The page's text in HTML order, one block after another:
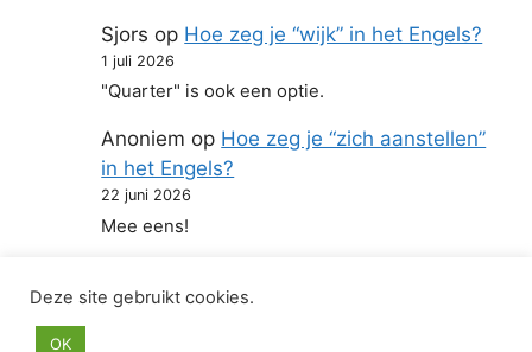
Sjors op Hoe zeg je “wijk” in het Engels?
1 juli 2026
"Quarter" is ook een optie.
Anoniem op Hoe zeg je “zich aanstellen”
in het Engels?
22 juni 2026
Mee eens!
© 2026 Hoe zeg je in het Engels
Deze site gebruikt cookies.
OK